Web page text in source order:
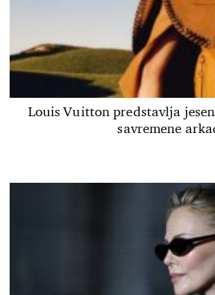
Louis Vuitton predstavlja
savremene